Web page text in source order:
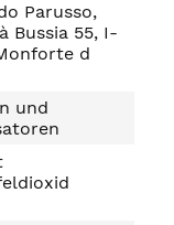
Parusso,
Bussia 55, I-
d
und